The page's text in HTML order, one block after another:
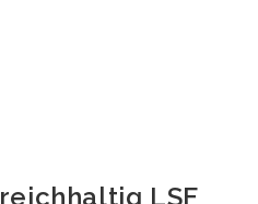
LSF